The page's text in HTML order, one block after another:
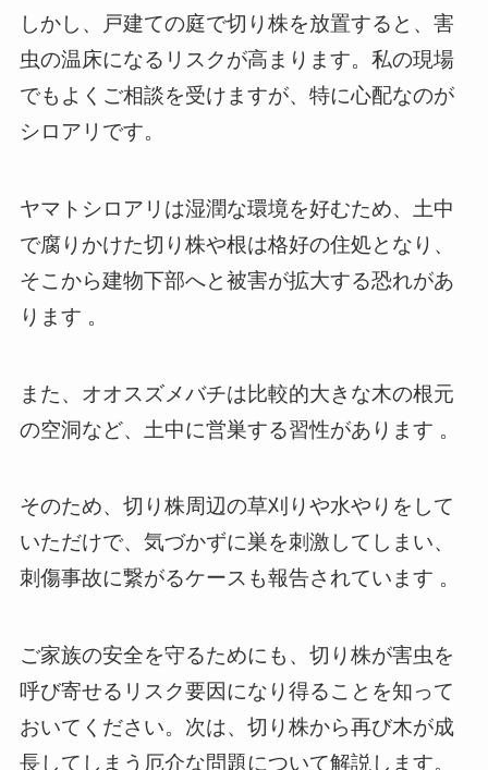
しかし、戸建ての庭で切り株を放置すると、害
虫の温床になるリスクが高まります。私の現場
でもよくご相談を受けますが、特に心配なのが
シロアリです。
ヤマトシロアリは湿潤な環境を好むため、土中
で腐りかけた切り株や根は格好の住処となり、
そこから建物下部へと被害が拡大する恐れがあ
ります 。
また、オオスズメバチは比較的大きな木の根元
の空洞など、土中に営巣する習性があります 。
そのため、切り株周辺の草刈りや水やりをして
いただけで、気づかずに巣を刺激してしまい、
刺傷事故に繋がるケースも報告されています 。
ご家族の安全を守るためにも、切り株が害虫を
呼び寄せるリスク要因になり得ることを知って
おいてください。次は、切り株から再び木が成
長してしまう厄介な問題について解説します。